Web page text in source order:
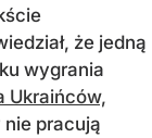
że jedną
wygrania
Ukraińców,
nie pracują